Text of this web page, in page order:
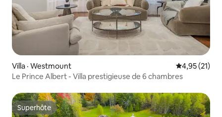
Villa · Westmount Note
4,95 (21)
Le Prince Albert - Villa prestigieuse de 6 chambres
Superhôte
Superhôte